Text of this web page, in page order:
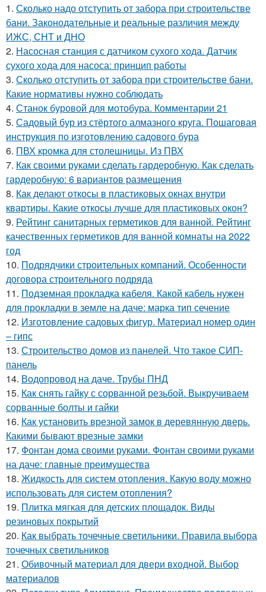
1. Сколько надо отступить от забора при строительстве
бани. Законодательные и реальные различия между
ИЖС, СНТ и ДНО
2. Насосная станция с датчиком сухого хода. Датчик
сухого хода для насоса: принцип работы
3. Сколько отступить от забора при строительстве бани.
Какие нормативы нужно соблюдать
4. Станок буровой для мотобура. Комментарии 21
5. Садовый бур из стёртого алмазного круга. Пошаговая
инструкция по изготовлению садового бура
6. ПВХ кромка для столешницы. Из ПВХ
7. Как своими руками сделать гардеробную. Как сделать
гардеробную: 6 вариантов размещения
8. Как делают откосы в пластиковых окнах внутри
квартиры. Какие откосы лучше для пластиковых окон?
9. Рейтинг санитарных герметиков для ванной. Рейтинг
качественных герметиков для ванной комнаты на 2022
год
10. Подрядчики строительных компаний. Особенности
договора строительного подряда
11. Подземная прокладка кабеля. Какой кабель нужен
для прокладки в земле на даче: марка тип сечение
12. Изготовление садовых фигур. Материал номер один
– гипс
13. Строительство домов из панелей. Что такое СИП-
панель
14. Водопровод на даче. Трубы ПНД
15. Как снять гайку с сорванной резьбой. Выкручиваем
сорванные болты и гайки
16. Как установить врезной замок в деревянную дверь.
Какими бывают врезные замки
17. Фонтан дома своими руками. Фонтан своими руками
на даче: главные преимущества
18. Жидкость для систем отопления. Какую воду можно
использовать для систем отопления?
19. Плитка мягкая для детских площадок. Виды
резиновых покрытий
20. Как выбрать точечные светильники. Правила выбора
точечных светильников
21. Обивочный материал для двери входной. Выбор
материалов